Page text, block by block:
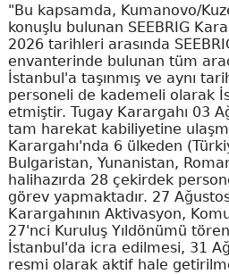
"Bu kapsamda, Kumanovo/
konuşlu bulunan SEEBRIG
2026 tarihleri arasında
envanterinde bulunan tüm
İstanbul'a taşınmış ve aynı
personeli de kademeli olarak
etmiştir. Tugay Karargahı 03
tam harekat kabiliyetine
Karargahı'nda 6 ülkeden
Bulgaristan, Yunanistan,
halihazırda 28 çekirdek
görev yapmaktadır. 27
Karargahının Aktivasyon,
27'nci Kuruluş Yıldönümü
İstanbul'da icra edilmesi, 31
resmi olarak aktif hale